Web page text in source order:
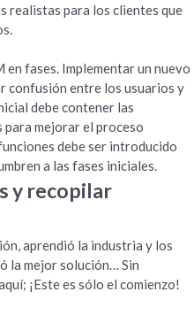
realistas para los clientes que
en fases. Implementar un nuevo
confusión entre los usuarios y
debe contener las
para mejorar el proceso
debe ser introducido
a las fases iniciales.
y recopilar
aprendió la industria y los
la mejor solución… Sin
¡Este es sólo el comienzo!